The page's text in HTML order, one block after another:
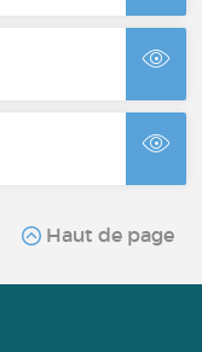
Haut de page